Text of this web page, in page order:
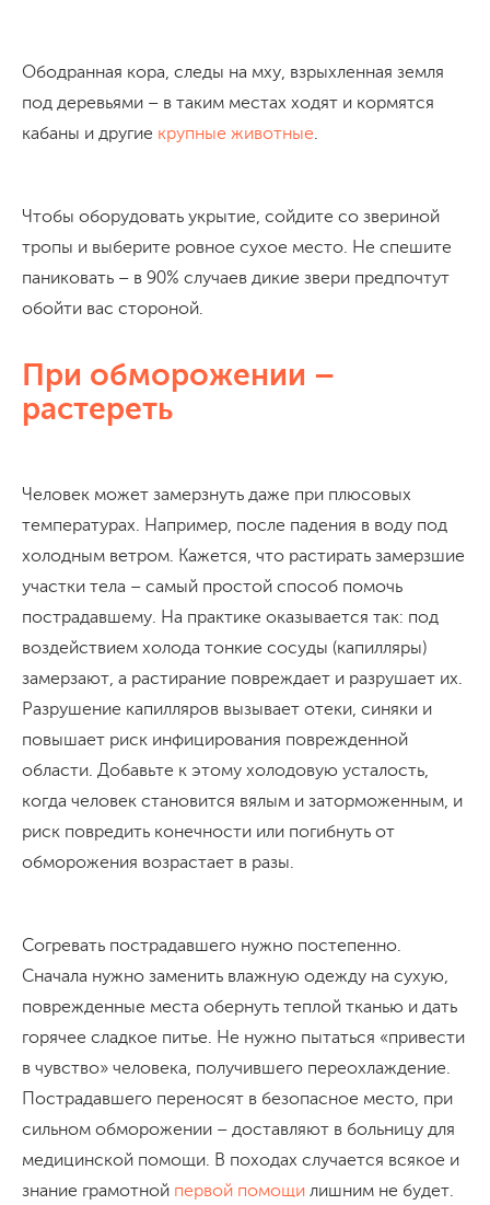
Ободранная кора, следы на мху, взрыхленная земля
под деревьями – в таким местах ходят и кормятся
кабаны и другие крупные животные.
Чтобы оборудовать укрытие, сойдите со звериной
тропы и выберите ровное сухое место. Не спешите
паниковать – в 90% случаев дикие звери предпочтут
обойти вас стороной.
При обморожении –
растереть
Человек может замерзнуть даже при плюсовых
температурах. Например, после падения в воду под
холодным ветром. Кажется, что растирать замерзшие
участки тела – самый простой способ помочь
пострадавшему. На практике оказывается так: под
воздействием холода тонкие сосуды (капилляры)
замерзают, а растирание повреждает и разрушает их.
Разрушение капилляров вызывает отеки, синяки и
повышает риск инфицирования поврежденной
области. Добавьте к этому холодовую усталость,
когда человек становится вялым и заторможенным, и
риск повредить конечности или погибнуть от
обморожения возрастает в разы.
Согревать пострадавшего нужно постепенно.
Сначала нужно заменить влажную одежду на сухую,
поврежденные места обернуть теплой тканью и дать
горячее сладкое питье. Не нужно пытаться «привести
в чувство» человека, получившего переохлаждение.
Пострадавшего переносят в безопасное место, при
сильном обморожении – доставляют в больницу для
медицинской помощи. В походах случается всякое и
знание грамотной первой помощи лишним не будет.